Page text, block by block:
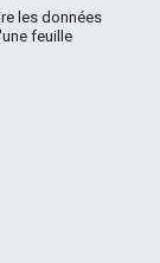
les données
feuille